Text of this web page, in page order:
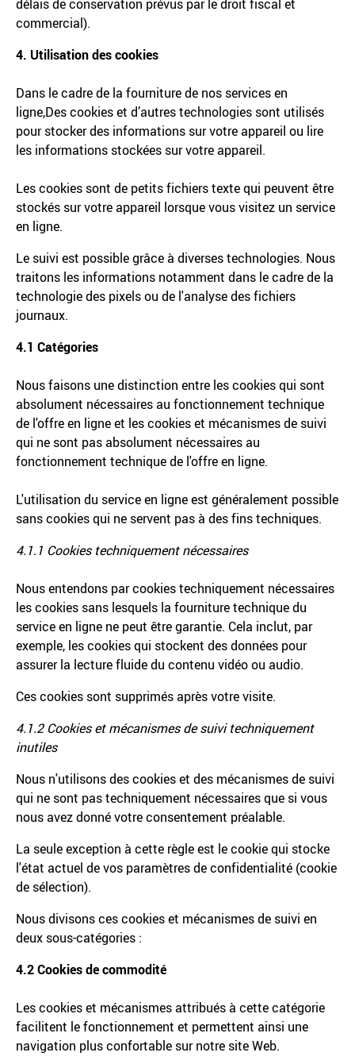
délais de conservation prévus par le droit fiscal et
commercial).
4. Utilisation des cookies
Dans le cadre de la fourniture de nos services en
ligne,Des cookies et d’autres technologies sont utilisés
pour stocker des informations sur votre appareil ou lire
les informations stockées sur votre appareil.
Les cookies sont de petits fichiers texte qui peuvent être
stockés sur votre appareil lorsque vous visitez un service
en ligne.
Le suivi est possible grâce à diverses technologies. Nous
traitons les informations notamment dans le cadre de la
technologie des pixels ou de l'analyse des fichiers
journaux.
4.1 Catégories
Nous faisons une distinction entre les cookies qui sont
absolument nécessaires au fonctionnement technique
de l'offre en ligne et les cookies et mécanismes de suivi
qui ne sont pas absolument nécessaires au
fonctionnement technique de l'offre en ligne.
L'utilisation du service en ligne est généralement possible
sans cookies qui ne servent pas à des fins techniques.
4.1.1 Cookies techniquement nécessaires
Nous entendons par cookies techniquement nécessaires
les cookies sans lesquels la fourniture technique du
service en ligne ne peut être garantie. Cela inclut, par
exemple, les cookies qui stockent des données pour
assurer la lecture fluide du contenu vidéo ou audio.
Ces cookies sont supprimés après votre visite.
4.1.2 Cookies et mécanismes de suivi techniquement
inutiles
Nous n'utilisons des cookies et des mécanismes de suivi
qui ne sont pas techniquement nécessaires que si vous
nous avez donné votre consentement préalable.
La seule exception à cette règle est le cookie qui stocke
l'état actuel de vos paramètres de confidentialité (cookie
de sélection).
Nous divisons ces cookies et mécanismes de suivi en
deux sous-catégories :
4.2 Cookies de commodité
Les cookies et mécanismes attribués à cette catégorie
facilitent le fonctionnement et permettent ainsi une
navigation plus confortable sur notre site Web.